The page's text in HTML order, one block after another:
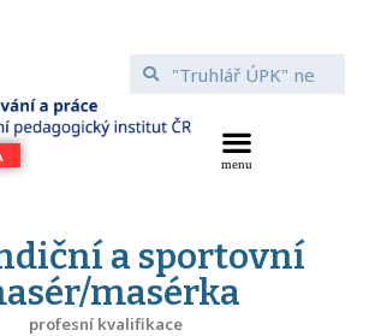
a sportovní
masérka
profesní kvalifikace